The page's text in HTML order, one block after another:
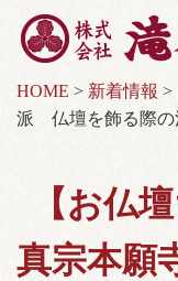
HOME > 新着情報 >
派 仏壇を飾る際の
【お仏
真宗本願